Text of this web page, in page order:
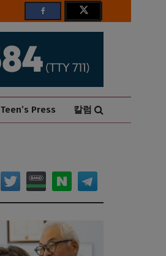
Teen’s Press 칼럼